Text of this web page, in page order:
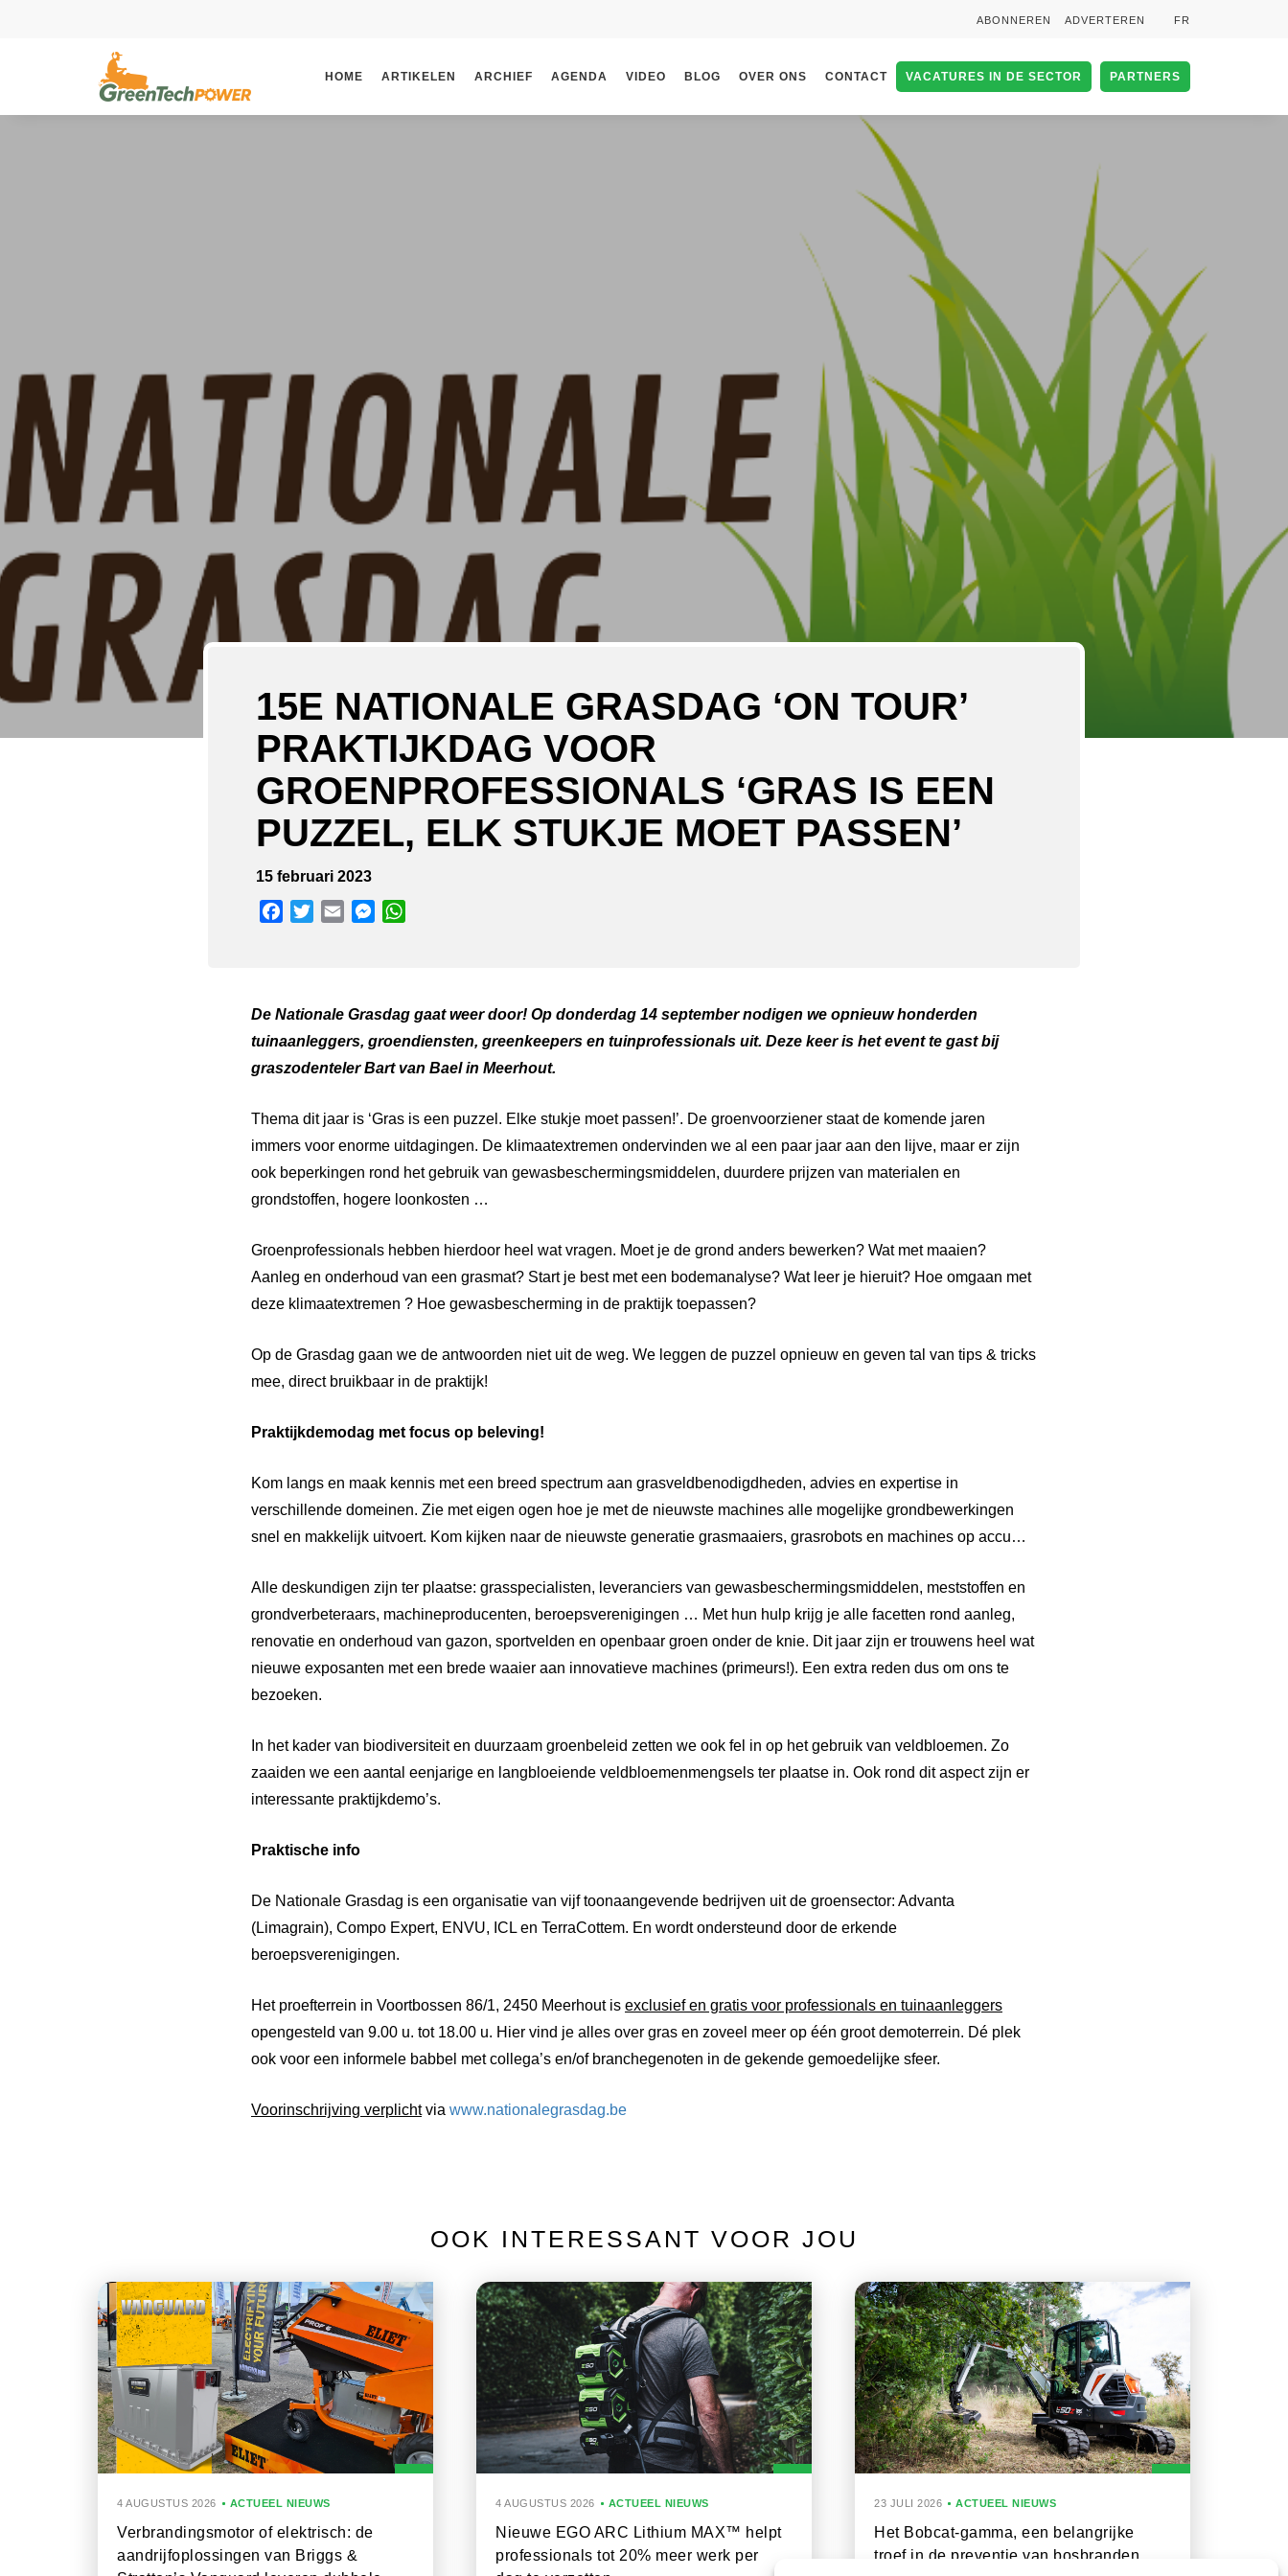
ABONNEREN ADVERTEREN FR
HOME ARTIKELEN ARCHIEF AGENDA VIDEO BLOG OVER ONS CONTACT VACATURES IN DE SECTOR PARTNERS
15E NATIONALE GRASDAG ‘ON TOUR’
PRAKTIJKDAG VOOR
GROENPROFESSIONALS ‘GRAS IS EEN
PUZZEL, ELK STUKJE MOET PASSEN’
15 februari 2023
Facebook
TwitterEmail Messenger
De Nationale Grasdag gaat weer door! Op donderdag 14 september nodigen we opnieuw honderden
tuinaanleggers, groendiensten, greenkeepers en tuinprofessionals uit. Deze keer is het event te gast bij
graszodenteler Bart van Bael in Meerhout.
Thema dit jaar is ‘Gras is een puzzel. Elke stukje moet passen!’. De groenvoorziener staat de komende jaren
immers voor enorme uitdagingen. De klimaatextremen ondervinden we al een paar jaar aan den lijve, maar er zijn
ook beperkingen rond het gebruik van gewasbeschermingsmiddelen, duurdere prijzen van materialen en
grondstoffen, hogere loonkosten …
Groenprofessionals hebben hierdoor heel wat vragen. Moet je de grond anders bewerken? Wat met maaien?
Aanleg en onderhoud van een grasmat? Start je best met een bodemanalyse? Wat leer je hieruit? Hoe omgaan met
deze klimaatextremen ? Hoe gewasbescherming in de praktijk toepassen?
Op de Grasdag gaan we de antwoorden niet uit de weg. We leggen de puzzel opnieuw en geven tal van tips & tricks
mee, direct bruikbaar in de praktijk!
Praktijkdemodag met focus op beleving!
Kom langs en maak kennis met een breed spectrum aan grasveldbenodigdheden, advies en expertise in
verschillende domeinen. Zie met eigen ogen hoe je met de nieuwste machines alle mogelijke grondbewerkingen
snel en makkelijk uitvoert. Kom kijken naar de nieuwste generatie grasmaaiers, grasrobots en machines op accu…
Alle deskundigen zijn ter plaatse: grasspecialisten, leveranciers van gewasbeschermingsmiddelen, meststoffen en
grondverbeteraars, machineproducenten, beroepsverenigingen … Met hun hulp krijg je alle facetten rond aanleg,
renovatie en onderhoud van gazon, sportvelden en openbaar groen onder de knie. Dit jaar zijn er trouwens heel wat
nieuwe exposanten met een brede waaier aan innovatieve machines (primeurs!). Een extra reden dus om ons te
bezoeken.
In het kader van biodiversiteit en duurzaam groenbeleid zetten we ook fel in op het gebruik van veldbloemen. Zo
zaaiden we een aantal eenjarige en langbloeiende veldbloemenmengsels ter plaatse in. Ook rond dit aspect zijn er
interessante praktijkdemo’s.
Praktische info
De Nationale Grasdag is een organisatie van vijf toonaangevende bedrijven uit de groensector: Advanta
(Limagrain), Compo Expert, ENVU, ICL en TerraCottem. En wordt ondersteund door de erkende
beroepsverenigingen.
Het proefterrein in Voortbossen 86/1, 2450 Meerhout is exclusief en gratis voor professionals en tuinaanleggers
opengesteld van 9.00 u. tot 18.00 u. Hier vind je alles over gras en zoveel meer op één groot demoterrein. Dé plek
ook voor een informele babbel met collega’s en/of branchegenoten in de gekende gemoedelijke sfeer.
Voorinschrijving verplichtvia www.nationalegrasdag.be
OOK INTERESSANT VOOR JOU
4 AUGUSTUS 2026 ACTUEEL NIEUWS
Verbrandingsmotor of elektrisch: de
aandrijfoplossingen van Briggs &
4 AUGUSTUS 2026 ACTUEEL NIEUWS
Nieuwe EGO ARC Lithium MAX™ helpt
professionals tot 20% meer werk per
23 JULI 2026 ACTUEEL NIEUWS
Het Bobcat-gamma, een belangrijke
troef in de preventie van bosbranden